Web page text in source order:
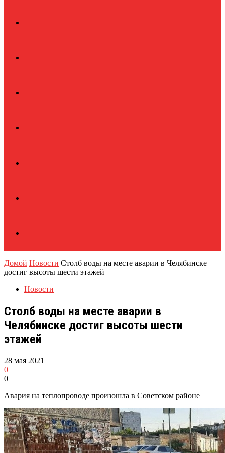
Домой Новости Столб воды на месте аварии в Челябинске
достиг высоты шести этажей
Новости
Столб воды на месте аварии в
Челябинске достиг высоты шести
этажей
28 мая 2021
0
0
Авария на теплопроводе произошла в Советском районе